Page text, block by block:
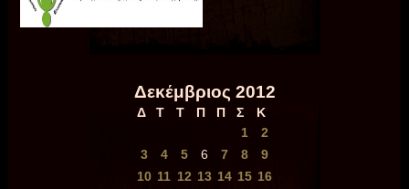
Δεκέμβριος 2012
Δ Τ Τ Π Π Σ
Κ
1
2
3
4 5 6 7 8
9
10 11 12 13 14 15 16